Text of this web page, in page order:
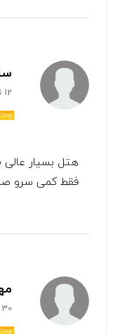
12 تیر 1397
هتل بسیار عالی
فقط کمی سرو
30 بهمن 1396